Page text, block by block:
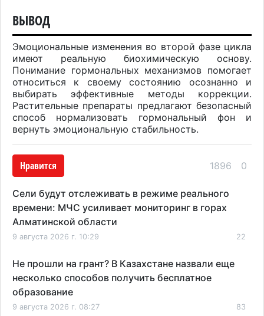
ВЫВОД
Эмоциональные изменения во второй фазе цикла
имеют реальную биохимическую основу.
Понимание гормональных механизмов помогает
относиться к своему состоянию осознанно и
выбирать эффективные методы коррекции.
Растительные препараты предлагают безопасный
способ нормализовать гормональный фон и
вернуть эмоциональную стабильность.
Нравится 1896 0
Сели будут отслеживать в режиме реального
времени: МЧС усиливает мониторинг в горах
Алматинской области
9 августа 2026 г. 10:29 22
Не прошли на грант? В Казахстане назвали еще
несколько способов получить бесплатное
образование
9 августа 2026 г. 08:27 83